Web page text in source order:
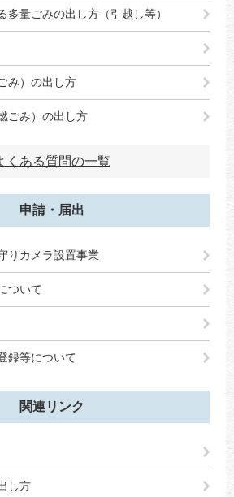
多量ごみの出し方（引越し等）
み）の出し方
ごみ）の出し方
くある質問の一覧
申請・届出
りカメラ設置事業
ついて
録等について
関連リンク
し方